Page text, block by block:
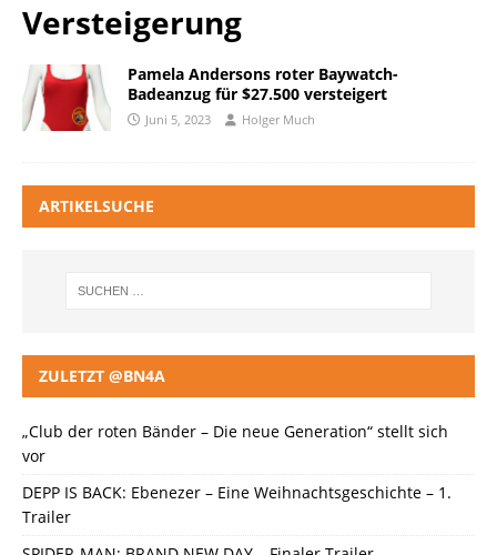
Versteigerung
Pamela Andersons roter Baywatch-
Badeanzug für $27.500 versteigert
Juni 5, 2023 Holger Much
ARTIKELSUCHE
ZULETZT @BN4A
„Club der roten Bänder – Die neue Generation“ stellt sich
vor
DEPP IS BACK: Ebenezer – Eine Weihnachtsgeschichte – 1.
Trailer